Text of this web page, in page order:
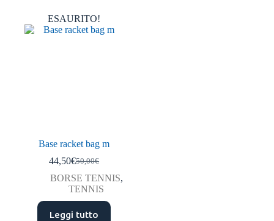
ESAURITO!
Base racket bag m
50,00€
Il
prezzo
originale
era:
50,00€.
44,50€Il
prezzo
attuale
è:
44,50€.
BORSE TENNIS,
TENNIS
Leggi tutto